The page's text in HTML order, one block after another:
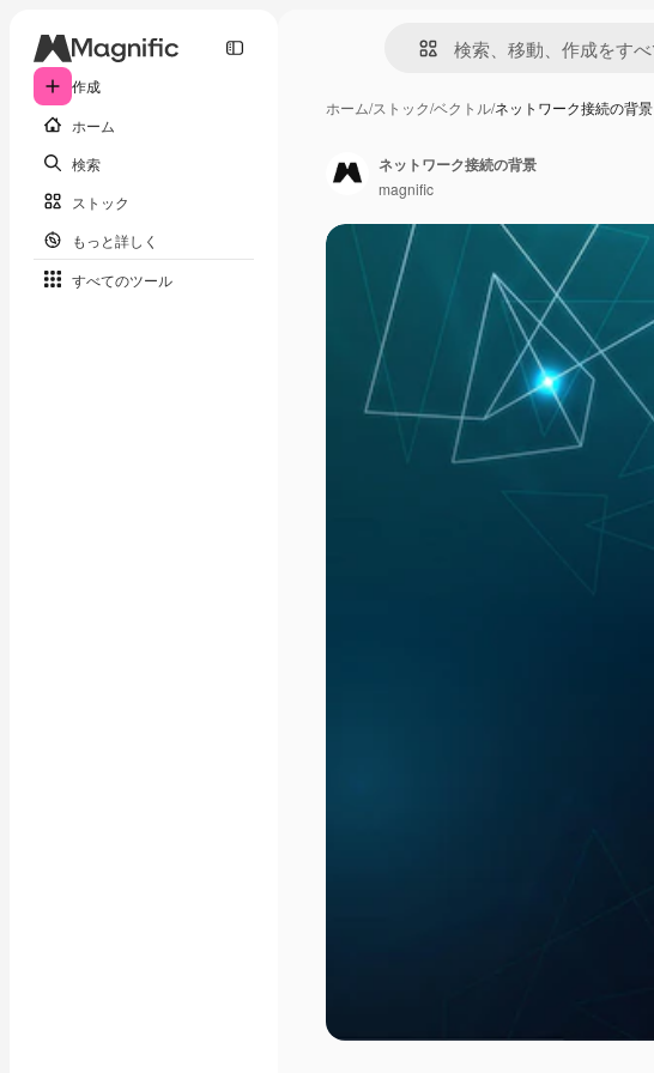
作成
ホーム
検索
ストック
もっと詳しく
すべてのツール
ホーム/ストック/ベクトル/ネットワーク接続の背景
ネットワーク接続の背景
magnific